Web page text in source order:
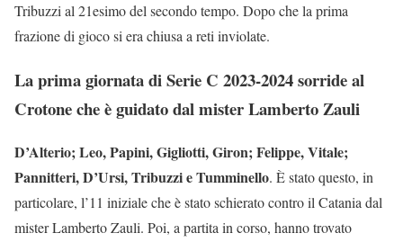
Tribuzzi al 21esimo del secondo tempo. Dopo che la prima
frazione di gioco si era chiusa a reti inviolate.
La prima giornata di Serie C 2023-2024 sorride al
Crotone che è guidato dal mister Lamberto Zauli
D’Alterio; Leo, Papini, Gigliotti, Giron; Felippe, Vitale;
Pannitteri, D’Ursi, Tribuzzi e Tumminello. È stato questo, in
particolare, l’11 iniziale che è stato schierato contro il Catania dal
mister Lamberto Zauli. Poi, a partita in corso, hanno trovato